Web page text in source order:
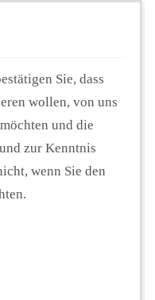
Sie, dass
wollen, von uns
und die
zur Kenntnis
wenn Sie den